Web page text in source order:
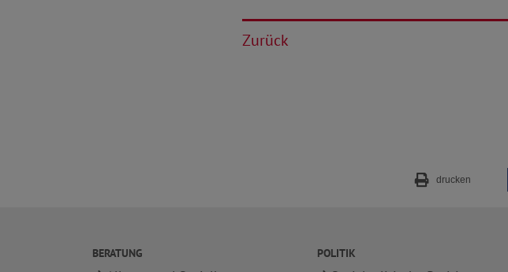
Zurück
drucken
BERATUNG POLITIK